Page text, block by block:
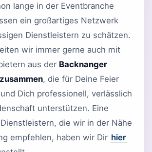
lange in der Eventbranche
ein großartiges Netzwerk
Dienstleistern zu schätzen.
wir immer gerne auch mit
aus der Backnanger
, die für Deine Feier
Dich professionell, verlässlich
unterstützen. Eine
die wir in der Nähe
empfehlen, haben wir Dir hier